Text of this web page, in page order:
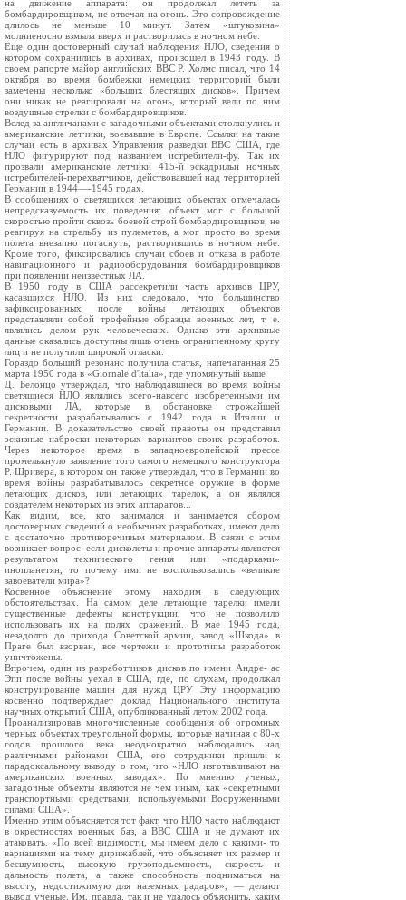
на движение аппарата: он продолжал лететь за
бомбардировщиком, не отвечая на огонь. Это сопровождение
длилось не меньше 10 минут. Затем «штуковина»
молниеносно взмыла вверх и растворилась в ночном небе.
Еще один достоверный случай наблюдения НЛО, сведения о
котором сохранились в архивах, произошел в 1943 году. В
своем рапорте майор английских ВВС Р. Холмс писал, что 14
октября во время бомбежки немецких территорий были
замечены несколько «больших блестящих дисков». Причем
они никак не реагировали на огонь, который вели по ним
воздушные стрелки с бомбардировщиков.
Вслед за англичанами с загадочными объектами столкнулись и
американские летчики, воевавшие в Европе. Ссылки на такие
случаи есть в архивах Управления разведки ВВС США, где
НЛО фигурируют под названием истребители-фу. Так их
прозвали американские летчики 415-й эскадрильи ночных
истребителей-перехватчиков, действовавшей над территорией
Германии в 1944—-1945 годах.
В сообщениях о светящихся летающих объектах отмечалась
непредсказуемость их поведения: объект мог с большой
скоростью пройти сквозь боевой строй бомбардировщиков, не
реагируя на стрельбу из пулеметов, а мог просто во время
полета внезапно погаснуть, растворившись в ночном небе.
Кроме того, фиксировались случаи сбоев и отказа в работе
навигационного и радиооборудования бомбардировщиков
при появлении неизвестных ЛА.
В 1950 году в США рассекретили часть архивов ЦРУ,
касавшихся НЛО. Из них следовало, что большинство
зафиксированных после войны летающих объектов
представляли собой трофейные образцы военных лет, т. е.
являлись делом рук человеческих. Однако эти архивные
данные оказались доступны лишь очень ограниченному кругу
лиц и не получили широкой огласки.
Гораздо больший резонанс получила статья, напечатанная 25
марта 1950 года в «Giornale d'ltalia», где упомянутый выше
Д. Белонцо утверждал, что наблюдавшиеся во время войны
светящиеся НЛО являлись всего-навсего изобретенными им
дисковыми ЛА, которые в обстановке строжайшей
секретности разрабатывались с 1942 года в Италии и
Германии. В доказательство своей правоты он представил
эскизные наброски некоторых вариантов своих разработок.
Через некоторое время в западноевропейской прессе
промелькнуло заявление того самого немецкого конструктора
Р. Шривера, в котором он также утверждал, что в Германии во
время войны разрабатывалось секретное оружие в форме
летающих дисков, или летающих тарелок, а он являлся
создателем некоторых из этих аппаратов...
Как видим, все, кто занимался и занимается сбором
достоверных сведений о необычных разработках, имеют дело
с достаточно противоречивым материалом. В связи с этим
возникает вопрос: если дисколеты и прочие аппараты являются
результатом технического гения или «подарками»
инопланетян, то почему ими не воспользовались «великие
завоеватели мира»?
Косвенное объяснение этому находим в следующих
обстоятельствах. На самом деле летающие тарелки имели
существенные дефекты конструкции, что не позволило
использовать их на полях сражений. В мае 1945 года,
незадолго до прихода Советской армии, завод «Шкода» в
Праге был взорван, все чертежи и прототипы разработок
уничтожены.
Впрочем, один из разработчиков дисков по имени Андре- ас
Эпп после войны уехал в США, где, по слухам, продолжал
конструирование машин для нужд ЦРУ Эту информацию
косвенно подтверждает доклад Национального института
научных открытий США, опубликованный летом 2002 года.
Проанализировав многочисленные сообщения об огромных
черных объектах треугольной формы, которые начиная с 80-х
годов прошлого века неоднократно наблюдались над
различными районами США, его сотрудники пришли к
парадоксальному выводу о том, что «НЛО изготавливают на
американских военных заводах». По мнению ученых,
загадочные объекты являются не чем иным, как «секретными
транспортными средствами, используемыми Вооруженными
силами США».
Именно этим объясняется тот факт, что НЛО часто наблюдают
в окрестностях военных баз, а ВВС США и не думают их
атаковать. «По всей видимости, мы имеем дело с какими- то
вариациями на тему дирижаблей, что объясняет их размер и
бесшумность, высокую грузоподъемность, скорость и
дальность полета, а также способность подниматься на
высоту, недостижимую для наземных радаров», — делают
вывод ученые. Им, правда, так и не удалось объяснить, каким